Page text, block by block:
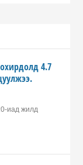
4.7
иад жилд